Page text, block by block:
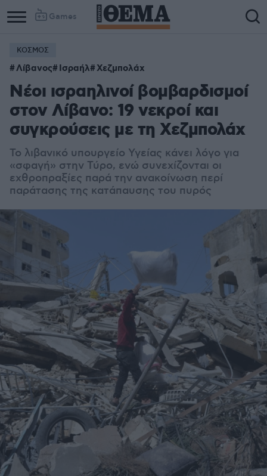
Games
ΚΟΣΜΟΣ
Λίβανος Ισραήλ Χεζμπολάχ
Νέοι ισραηλινοί βομβαρδισμοί
στον Λίβανο: 19 νεκροί και
συγκρούσεις με τη Χεζμπολάχ
Το λιβανικό υπουργείο Υγείας κάνει λόγο για
«σφαγή» στην Τύρο, ενώ συνεχίζονται οι
εχθροπραξίες παρά την ανακοίνωση περί
παράτασης της κατάπαυσης του πυρός